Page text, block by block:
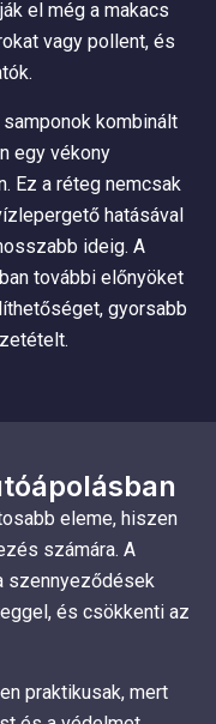
el még a makacs
vagy pollent, és
kombinált
egy vékony
Ez a réteg nemcsak
hatásával
ideig. A
további előnyöket
gyorsabb
eleme, hiszen
számára. A
szennyeződések
és csökkenti az
praktikusak, mert